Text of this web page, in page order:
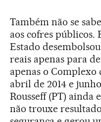
Também não se
aos cofres
Estado
reais apenas para
apenas o Complexo
abril de 2014 e
Rousseff (PT) ainda
não trouxe